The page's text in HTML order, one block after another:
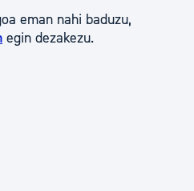
eman nahi baduzu,
egin dezakezu.